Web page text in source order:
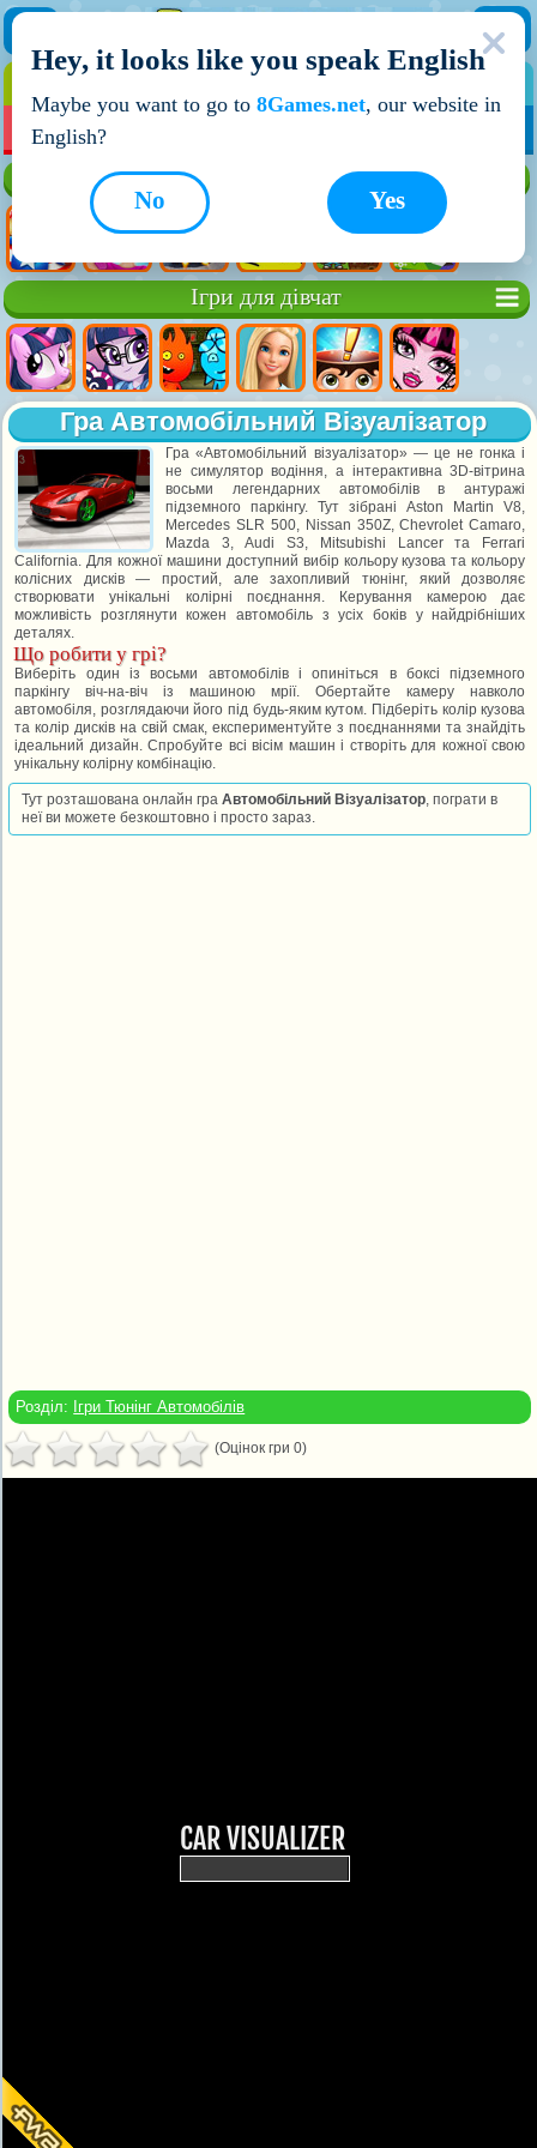
НОВІ ІГРИ
Ігри для дівчат
Гра Автомобільний Візуалізатор
Гра «Автомобільний візуалізатор» — це не гонка і
не симулятор водіння, а інтерактивна 3D-вітрина
восьми легендарних автомобілів в антуражі
підземного паркінгу. Тут зібрані Aston Martin V8,
Mercedes SLR 500, Nissan 350Z, Chevrolet Camaro,
Mazda 3, Audi S3, Mitsubishi Lancer та Ferrari
California. Для кожної машини доступний вибір кольору кузова та кольору
колісних дисків — простий, але захопливий тюнінг, який дозволяє
створювати унікальні колірні поєднання. Керування камерою дає
можливість розглянути кожен автомобіль з усіх боків у найдрібніших
деталях.
Що робити у грі?
Виберіть один із восьми автомобілів і опиніться в боксі підземного
паркінгу віч-на-віч із машиною мрії. Обертайте камеру навколо
автомобіля, розглядаючи його під будь-яким кутом. Підберіть колір кузова
та колір дисків на свій смак, експериментуйте з поєднаннями та знайдіть
ідеальний дизайн. Спробуйте всі вісім машин і створіть для кожної свою
унікальну колірну комбінацію.
Тут розташована онлайн граАвтомобільний Візуалізатор, пограти в
неї ви можете безкоштовно і просто зараз.
Розділ: Ігри Тюнінг Автомобілів
(Оцінок гри 0)
Hey, it looks like you speak English
Maybe you want to go to 8Games.net, our website in
English?
Yes
No